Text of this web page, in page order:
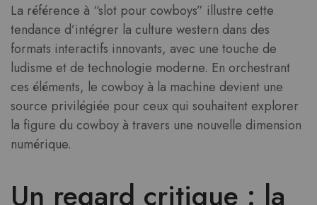
La référence à “slot pour cowboys” illustre cette
tendance d’intégrer la culture western dans des
formats interactifs innovants, avec une touche de
ludisme et de technologie moderne. En orchestrant
ces éléments, le cowboy à la machine devient une
source privilégiée pour ceux qui souhaitent explorer
la figure du cowboy à travers une nouvelle dimension
numérique.
Un regard critique : la